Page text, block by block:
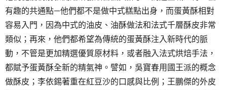
有趣的共通點—他們都不是做中式糕點出身，而蛋黃酥相對
容易入門，因為中式的油皮、油酥做法和法式千層酥皮非常
類似；再來，他們都希望為傳統的蛋黃酥注入新時代的脈
動，不管是更加精選優質原材料，或者融入法式烘焙手法，
都賦予蛋黃酥全新的精氣神。譬如，吳寶春用國王派的概念
做酥皮；李依錫著重在紅豆沙的口感與比例；王鵬傑的外皮